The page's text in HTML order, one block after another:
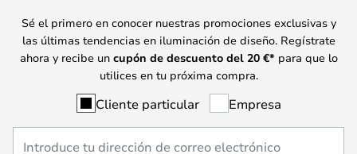
Sé el primero en conocer nuestras promociones exclusivas y
las últimas tendencias en iluminación de diseño. Regístrate
ahora y recibe un cupón de descuento del 20 €* para que lo
utilices en tu próxima compra.
Cliente particular Empresa